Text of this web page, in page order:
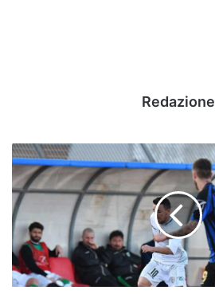
Redazione
All-
In
#AvellinoPaganese:
Ferretti,
mancino
qualità